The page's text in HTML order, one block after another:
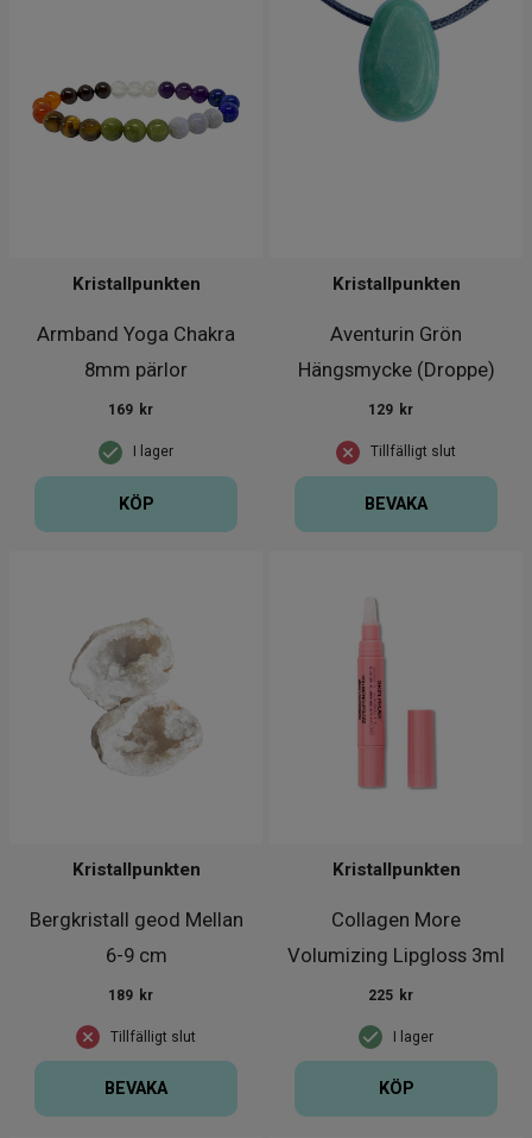
Armband Yoga Chakra
8mm pärlor
Kristallpunkten
I lager
169 kr
KÖP
Aventurin Grön
Hängsmycke (Droppe)
med snöre
Kristallpunkten
Tillfälligt slut
129 kr
BEVAKA
Bergkristall geod Mellan
6-9 cm
Kristallpunkten
Tillfälligt slut
189 kr
BEVAKA
Collagen More
Volumizing Lipgloss 3ml
Kristallpunkten
I lager
225 kr
KÖP